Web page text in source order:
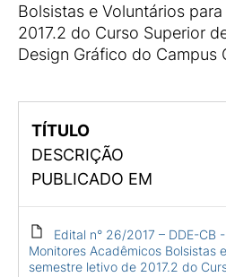
Bolsistas e Voluntários
2017.2 do Curso Superior
Design Gráfico do Campus
TÍTULO
DESCRIÇÃO
PUBLICADO EM
Edital n° 26/2017 – DDE-CB
Monitores Acadêmicos Bolsistas
semestre letivo de 2017.2 do